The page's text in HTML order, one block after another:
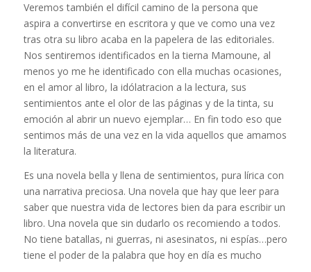
Veremos también el difícil camino de la persona que
aspira a convertirse en escritora y que ve como una vez
tras otra su libro acaba en la papelera de las editoriales.
Nos sentiremos identificados en la tierna Mamoune, al
menos yo me he identificado con ella muchas ocasiones,
en el amor al libro, la idólatracion a la lectura, sus
sentimientos ante el olor de las páginas y de la tinta, su
emoción al abrir un nuevo ejemplar… En fin todo eso que
sentimos más de una vez en la vida aquellos que amamos
la literatura.
Es una novela bella y llena de sentimientos, pura lírica con
una narrativa preciosa. Una novela que hay que leer para
saber que nuestra vida de lectores bien da para escribir un
libro. Una novela que sin dudarlo os recomiendo a todos.
No tiene batallas, ni guerras, ni asesinatos, ni espías…pero
tiene el poder de la palabra que hoy en día es mucho